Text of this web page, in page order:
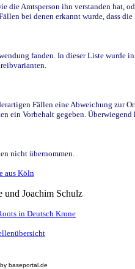
Amtsperson ihn verstanden hat,
bei denen erkannt wurde, dass
fanden. In dieser Liste wurde
Fällen eine Abweichung zur
Vorbehalt gegeben.
nicht übernommen.
aus Köln
Joachim Schulz
in Deutsch Krone
baseportal.de